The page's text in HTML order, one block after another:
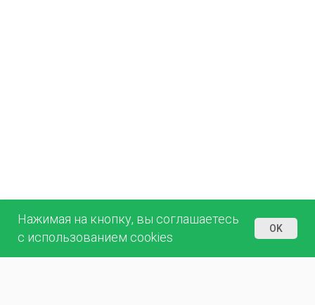
Нажимая на кнопку, вы соглашаетесь
с использованием cookies
OK